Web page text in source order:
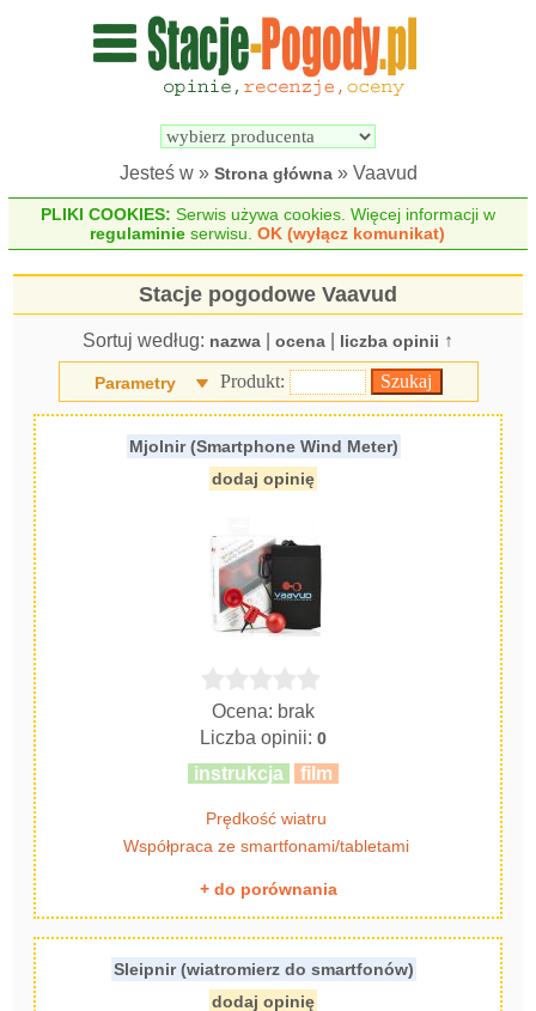
Wyszukiwarka
pogodowych
Jesteś w » Strona główna» Vaavud
PLIKI COOKIES: Serwis używa cookies. Więcej informacji w
regulaminie serwisu.OK (wyłącz komunikat)
Stacje pogodowe Vaavud
Sortuj według: nazwa ocena liczba opinii ↑
Parametry Produkt:
Mjolnir (Smartphone Wind Meter)
dodaj opinię
Ocena: brak
Liczba opinii:0
instrukcja film
Prędkość wiatru
Współpraca ze smartfonami/tabletami
+ do porównania
Sleipnir (wiatromierz do smartfonów)
dodaj opinię